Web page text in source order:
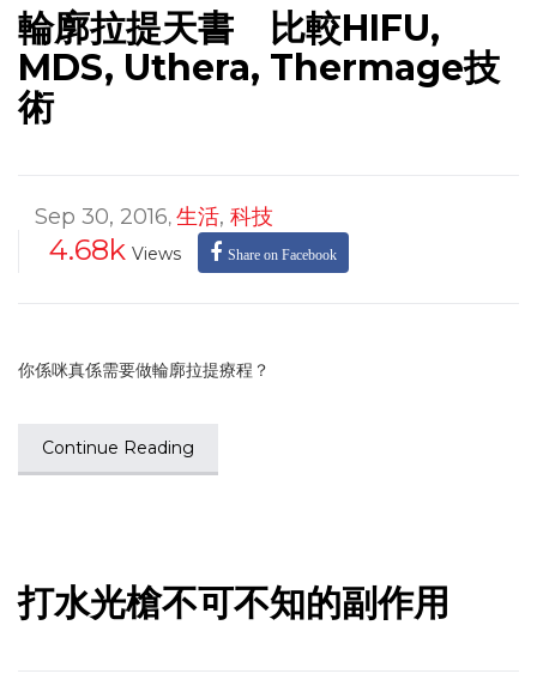
輪廓拉提天書 比較HIFU,
MDS, Uthera, Thermage技
術
Sep 30, 2016, 生活, 科技
4.68k Views Share on Facebook
你係咪真係需要做輪廓拉提療程？
Continue Reading
打水光槍不可不知的副作用